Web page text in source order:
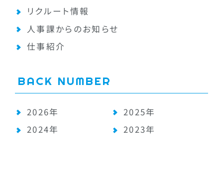
リクルート情報
人事課からのお知らせ
仕事紹介
BACK NUMBER
2026年
2025年
2024年
2023年